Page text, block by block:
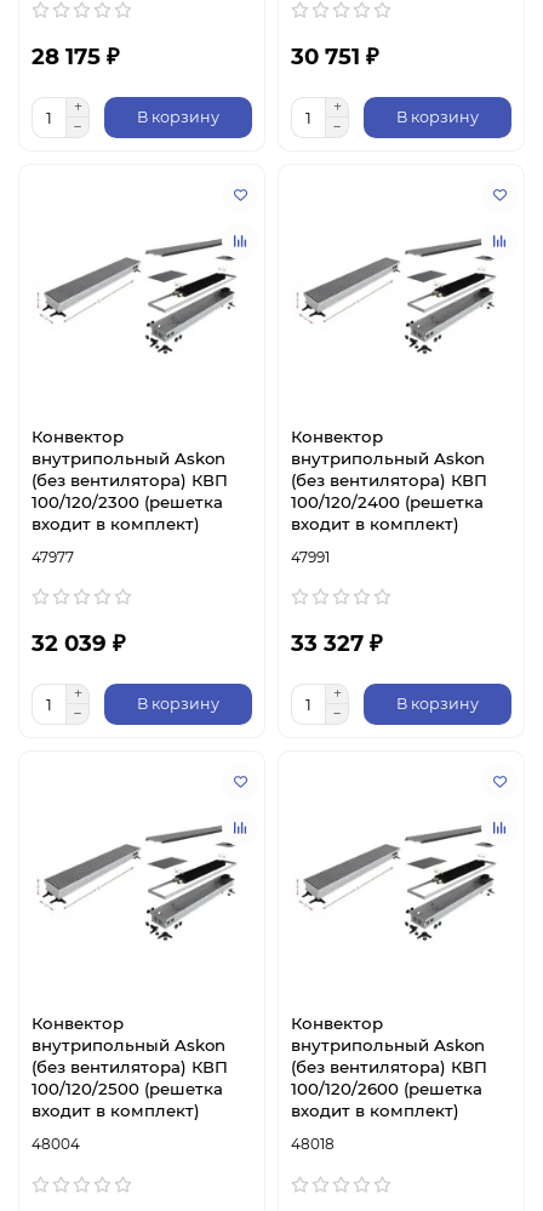
28 175 ₽
В корзину
30 751 ₽
В корзину
Конвектор
внутрипольный Askon
(без вентилятора) КВП
100/120/2300 (решетка
входит в комплект)
47977
32 039 ₽
В корзину
Конвектор
внутрипольный Askon
(без вентилятора) КВП
100/120/2400 (решетка
входит в комплект)
47991
33 327 ₽
В корзину
Конвектор
внутрипольный Askon
(без вентилятора) КВП
100/120/2500 (решетка
входит в комплект)
48004
Конвектор
внутрипольный Askon
(без вентилятора) КВП
100/120/2600 (решетка
входит в комплект)
48018